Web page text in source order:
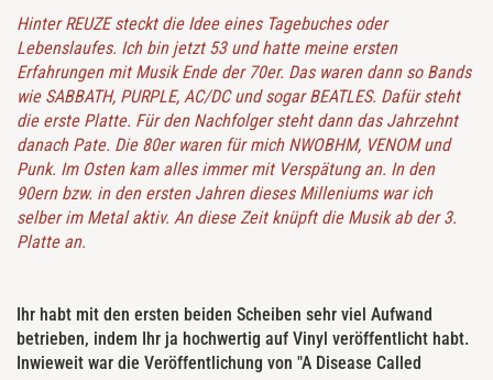
Hinter REUZE steckt die Idee eines Tagebuches oder
Lebenslaufes. Ich bin jetzt 53 und hatte meine ersten
Erfahrungen mit Musik Ende der 70er. Das waren dann so Bands
wie SABBATH, PURPLE, AC/DC und sogar BEATLES. Dafür steht
die erste Platte. Für den Nachfolger steht dann das Jahrzehnt
danach Pate. Die 80er waren für mich NWOBHM, VENOM und
Punk. Im Osten kam alles immer mit Verspätung an. In den
90ern bzw. in den ersten Jahren dieses Milleniums war ich
selber im Metal aktiv. An diese Zeit knüpft die Musik ab der 3.
Platte an.
Ihr habt mit den ersten beiden Scheiben sehr viel Aufwand
betrieben, indem Ihr ja hochwertig auf Vinyl veröffentlicht habt.
Inwieweit war die Veröffentlichung von "A Disease Called